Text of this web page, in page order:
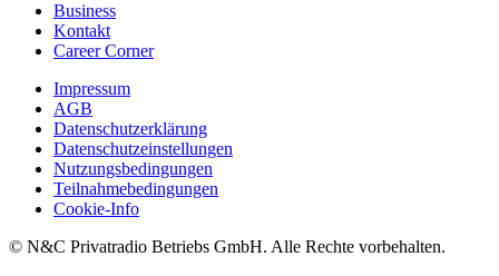
Business
Kontakt
Career Corner
Impressum
AGB
Datenschutzerklärung
Datenschutzeinstellungen
Nutzungsbedingungen
Teilnahmebedingungen
Cookie-Info
© N&C Privatradio Betriebs GmbH. Alle Rechte vorbehalten.